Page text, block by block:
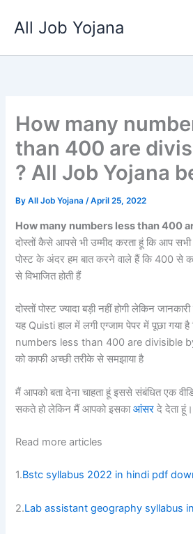
All Job Yojana
How many
than 400 are
? All Job Yojana
ByAll Job Yojana/April 25, 2022
How many numbers less than 400
दोस्तों कैसे आपसे भी उम्मीद करता हूं कि आप सभी
पोस्ट के अंदर हम बात करने वाले हैं कि 400 से
से विभाजित होती हैं
दोस्तों पोस्ट ज्यादा बड़ी नहीं होगी लेकिन
यह Quisti हाल में लगी एग्जाम पेपर में पूछा गया
numbers less than 400 are divisible by
को काफी अच्छी तरीके से समझाया है
मैं आपको बता देना चाहता हूं इससे संबंधित एक
सकते हो लेकिन मैं आपको इसकाआंसर दे देता हूं।
Read more articles
1.Bstc syllabus 2022 in hindi pdf
2.Lab assistant geography syllabus